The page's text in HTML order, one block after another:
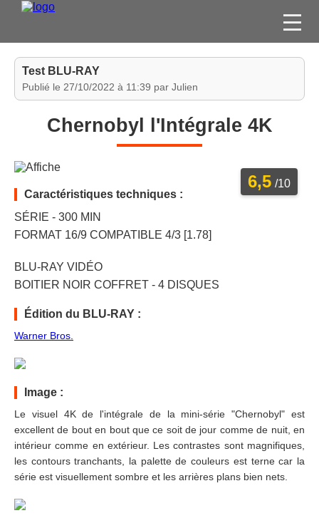
FILMS
JEUX VIDÉO
DIVERS
Test BLU-RAY
Publié le 27/10/2022 à 11:39 par Julien
Chernobyl l'Intégrale 4K
6,5 /10
Caractéristiques techniques :
SÉRIE - 300 MIN
FORMAT 16/9 COMPATIBLE 4/3 [1.78]
BLU-RAY VIDÉO
BOITIER NOIR COFFRET - 4 DISQUES
Édition du BLU-RAY :
Warner Bros.
Image :
Le visuel 4K de l'intégrale de la mini-série "Chernobyl" est
excellent de bout en bout que ce soit de jour comme de nuit, en
intérieur comme en extérieur. Les contrastes sont magnifiques,
les contours tranchants, la palette de couleurs est terne car la
série est visuellement sombre et les arrières plans bien nets.